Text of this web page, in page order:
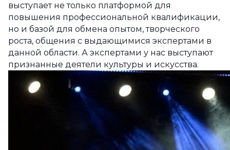
выступает не только платформой для
повышения профессиональной квалификации,
но и базой для обмена опытом, творческого
роста, общения с выдающимися экспертами в
данной области. А экспертами у нас выступают
признанные деятели культуры и искусства.